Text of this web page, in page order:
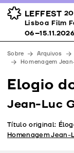
LEFFEST
Lisboa Film Festival
Prémios
Espaços
Apoios
Equipa
Lisboa Film
06–15.11.2026
Sobre Arquivos
Homenagem
Elogio
Jean-Luc
Título original:
Homenagem Jean-